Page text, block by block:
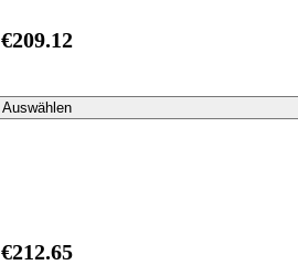
€209.12
Auswählen
€212.65